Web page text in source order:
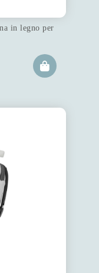
in legno per